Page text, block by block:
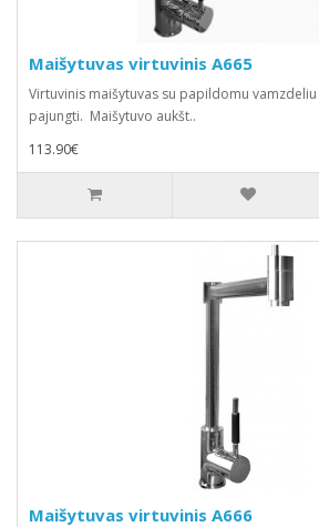
Maišytuvas virtuvinis A665
Virtuvinis maišytuvas su papildomu
pajungti. Maišytuvo aukšt..
113.90€
Maišytuvas virtuvinis A666